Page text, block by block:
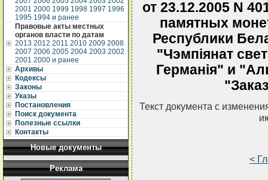
2001 2000 1999 1998 1997 1996
1995 1994 и ранее
Правовые акты местных
органов власти по датам
2013 2012 2011 2010 2009 2008
2007 2006 2005 2004 2003 2002
2001 2000 и ранее
Архивы
Кодексы
Законы
Указы
Постановления
Поиск документа
Полезные ссылки
Контакты
Новые документы
Реклама
от 23.12.2005 N
памятных
Республики
"Чэмпiянат
Германiя" и
Текст документа с
<